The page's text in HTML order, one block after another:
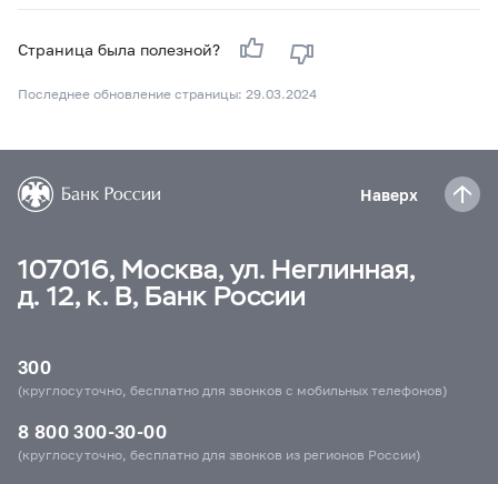
Страница была полезной?
Последнее обновление страницы: 29.03.2024
Наверх
107016, Москва, ул. Неглинная,
д. 12, к. В, Банк России
300
(круглосуточно, бесплатно для звонков с мобильных телефонов)
8 800 300-30-00
(круглосуточно, бесплатно для звонков из регионов России)